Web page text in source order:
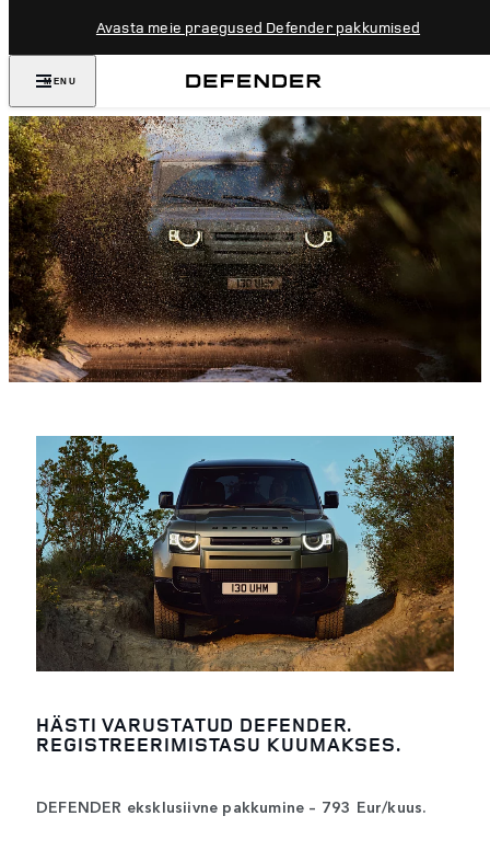
Avasta meie praegused Defender pakkumised
MENU
HÄSTI VARUSTATUD DEFENDER.
REGISTREERIMISTASU KUUMAKSES.
DEFENDER eksklusiivne pakkumine – 793 Eur/kuus.